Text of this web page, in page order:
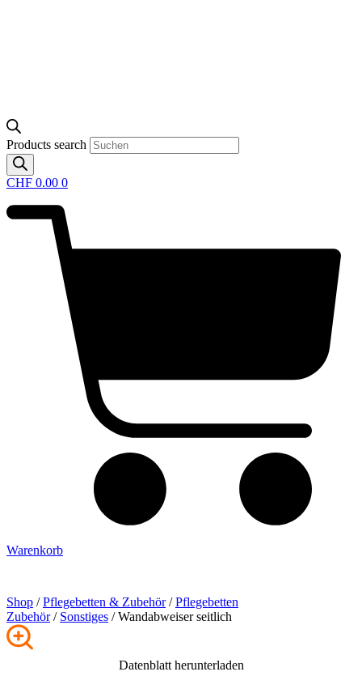
Products search
CHF 0.00 0
Warenkorb
Shop /Pflege­betten & Zubehör/Pflegebetten
Zubehör/ Sonstiges / Wandabweiser seitlich
Datenblatt herunterladen